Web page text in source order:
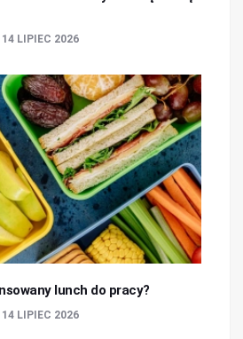
14 LIPIEC 2026
lunch do pracy?
14 LIPIEC 2026